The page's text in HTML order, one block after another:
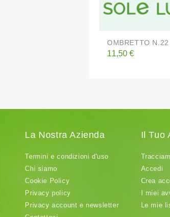
OMBRETTO N.22
Prezzo
11,50 €
La Nostra Azienda
Termini e condizioni d'uso
Chi siamo
Cookie Policy
Privacy policy
Privacy account e newsletter
Il Tuo
Accedi
Crea
I miei
Le mie